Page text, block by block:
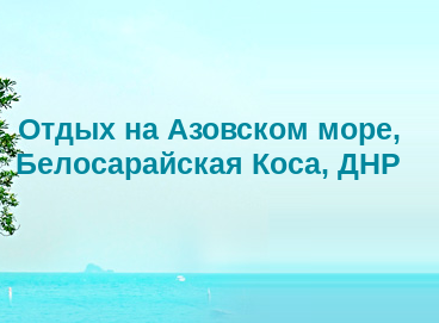
Отдых на Азовском море,
Белосарайская Коса, ДНР